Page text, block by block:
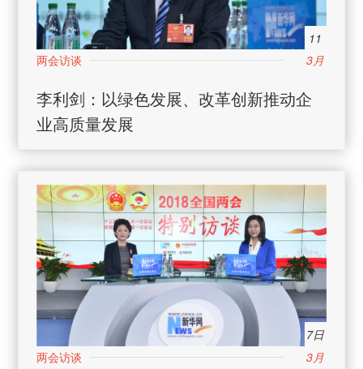
11
3月
李利剑：以绿色发展、改革创新推动企
业高质量发展
7日
3月